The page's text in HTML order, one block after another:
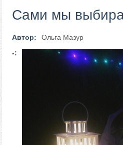
Сами мы
Автор:
Ольга Мазур
-: